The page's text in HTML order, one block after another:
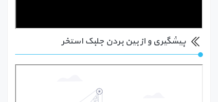
پیشگیری و از بین بردن جلبک استخر